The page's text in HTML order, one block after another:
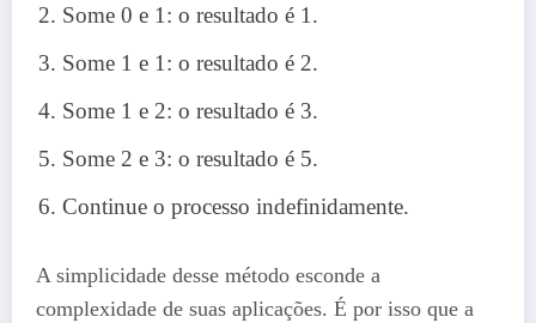
Some 0 e 1: o resultado é 1.
Some 1 e 1: o resultado é 2.
Some 1 e 2: o resultado é 3.
Some 2 e 3: o resultado é 5.
Continue o processo indefinidamente.
A simplicidade desse método esconde a
complexidade de suas aplicações. É por isso que a